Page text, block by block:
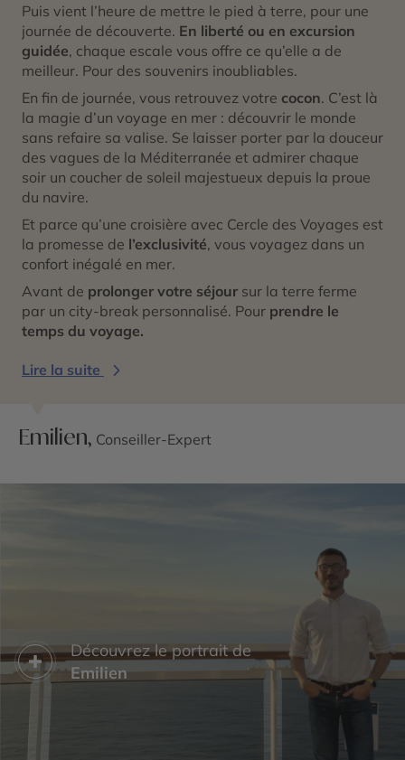
Puis vient l’heure de mettre le pied à terre, pour une
journée de découverte. En liberté ou en excursion
guidée, chaque escale vous offre ce qu’elle a de
meilleur. Pour des souvenirs inoubliables.
En fin de journée, vous retrouvez votre cocon. C’est là
la magie d’un voyage en mer : découvrir le monde
sans refaire sa valise. Se laisser porter par la douceur
des vagues de la Méditerranée et admirer chaque
soir un coucher de soleil majestueux depuis la proue
du navire.
Et parce qu’une croisière avec Cercle des Voyages est
la promesse de l’exclusivité, vous voyagez dans un
confort inégalé en mer.
Avant de prolonger votre séjour sur la terre ferme
par un city-break personnalisé. Pour prendre le
temps du voyage.
Lire la suite
Emilien, Conseiller-Expert
Découvrez le portrait de
Emilien